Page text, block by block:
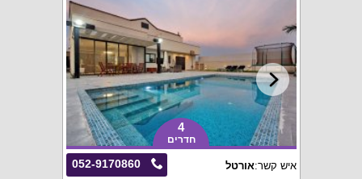
4
חדרים
052-9170860 איש קשר:אורטל